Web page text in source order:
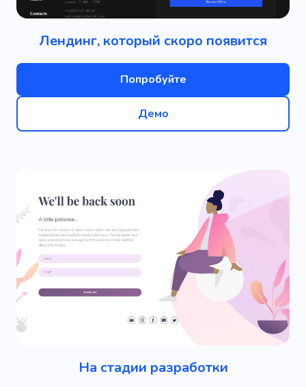
Лендинг, который скоро появится
Попробуйте
Демо
На стадии разработки